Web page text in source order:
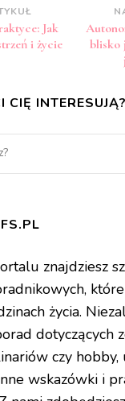
Jak
i życie
blisko
CIĘ INTERESUJĄ?
znajdziesz
życia.
dotyczących
czy hobby,
wskazówki i